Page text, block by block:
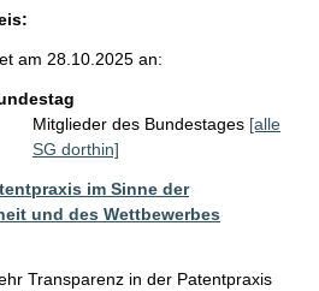
am 28.10.2025 an:
Mitglieder des Bundestages [alle
SG dorthin]
im Sinne der
und des Wettbewerbes
Transparenz in der Patentpraxis